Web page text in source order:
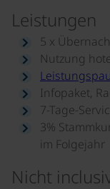
Leistungen
5 x
Nutzung
Infopaket,
7-Tage-
3%
im Folgejahr
Nicht